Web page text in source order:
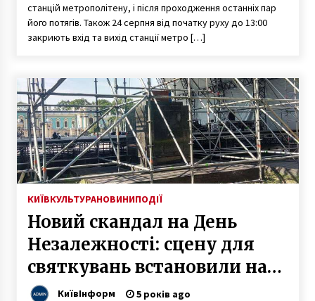
Генпрокуратура проводит обыски у
скандальноизвестного мэра Бучи
станцій метрополітену, і після проходження останніх пар
його потягів. Також 24 серпня від початку руху до 13:00
закриють вхід та вихід станції метро […]
КИЇВКУЛЬТУРАНОВИНИПОДІЇ
Новий скандал на День
Незалежності: сцену для
святкувань встановили на
братській могилі
КиївІнформ 5 років ago